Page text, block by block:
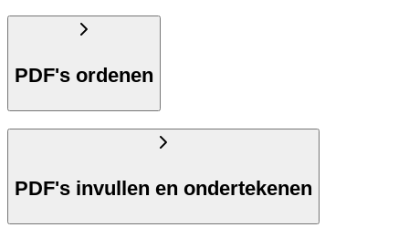
PDF's ordenen
PDF's invullen en ondertekenen